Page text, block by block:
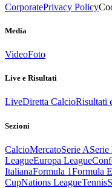
CorporatePrivacy Policy
Media
VideoFoto
Live e Risultati
LiveDiretta CalcioRisultati
Sezioni
CalcioMercatoSerie ASerie
LeagueEuropa League
ItalianaFormula 1Formula E
CupNations LeagueTennis